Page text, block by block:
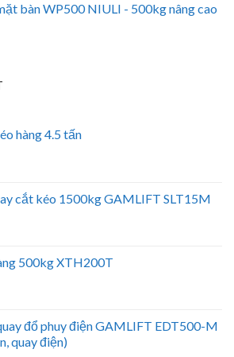
bàn WP500 NIULI - 500kg nâng cao
hàng 4.5 tấn
cắt kéo 1500kg GAMLIFT SLT15M
500kg XTH200T
đổ phuy điện GAMLIFT EDT500-M
quay điện)